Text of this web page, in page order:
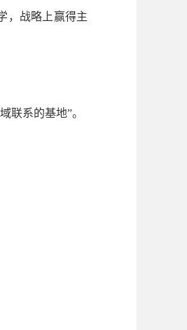
，战略上赢得主
系的基地”。